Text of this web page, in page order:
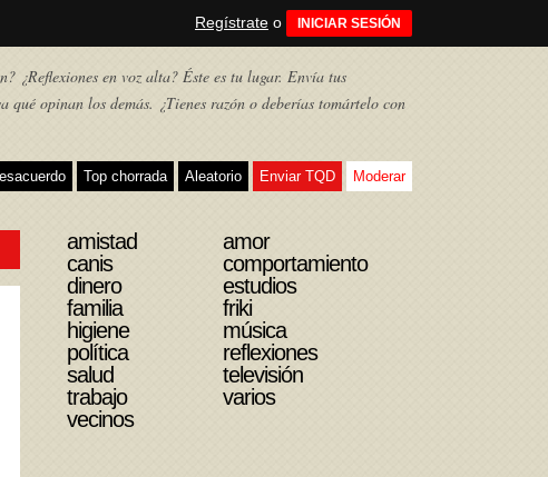
Regístrate o INICIAR SESIÓN
¿Reflexiones en voz alta? Éste es tu lugar. Envía tus
qué opinan los demás. ¿Tienes razón o deberías tomártelo con
Top chorrada Aleatorio Enviar TQD Moderar
amistad
amor
canis
comportamiento
dinero
estudios
familia
friki
higiene
música
política
reflexiones
salud
televisión
trabajo
varios
vecinos